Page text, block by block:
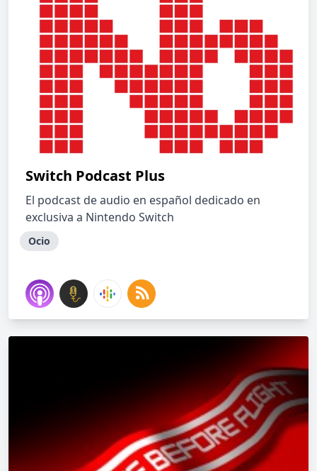
Switch Podcast Plus
El podcast de audio en español dedicado en
exclusiva a Nintendo Switch
Ocio